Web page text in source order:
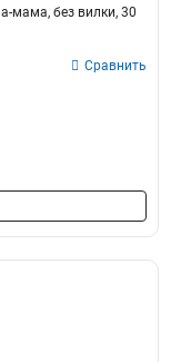
мама, без вилки, 30
Сравнить